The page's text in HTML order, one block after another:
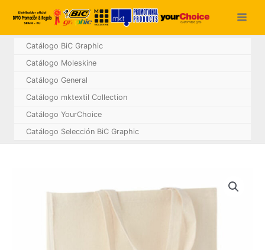
Catálogo BiC Graphic
Catálogo Moleskine
Catálogo General
Catálogo mktextil Collection
Catálogo YourChoice
Catálogo Selección BiC Graphic